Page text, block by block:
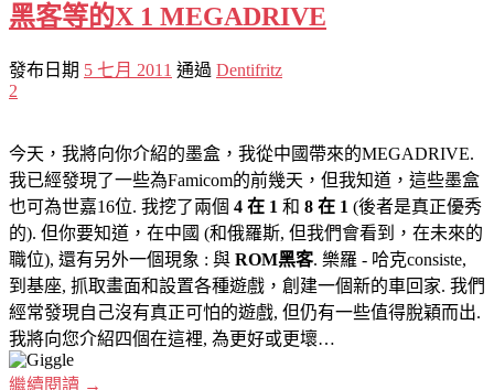
黑客等的X 1 MEGADRIVE
發布日期 5 七月 2011 通過 Dentifritz
2
今天，我將向你介紹的墨盒，我從中國帶來的MEGADRIVE.
我已經發現了一些為Famicom的前幾天，但我知道，這些墨盒
也可為世嘉16位. 我挖了兩個 4 在 1 和 8 在 1 (後者是真正優秀
的). 但你要知道，在中國 (和俄羅斯, 但我們會看到，在未來的
職位), 還有另外一個現象 : 與 ROM黑客. 樂羅 - 哈克consiste,
到基座, 抓取畫面和設置各種遊戲，創建一個新的車回家. 我們
經常發現自己沒有真正可怕的遊戲, 但仍有一些值得脫穎而出.
我將向您介紹四個在這裡, 為更好或更壞…
繼續閱讀 →